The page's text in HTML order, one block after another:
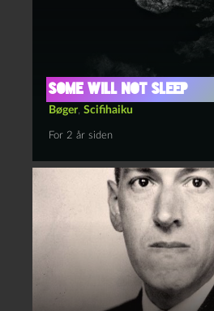
Some Will Not Sleep
Bøger, Scifihaiku
For 2 år siden